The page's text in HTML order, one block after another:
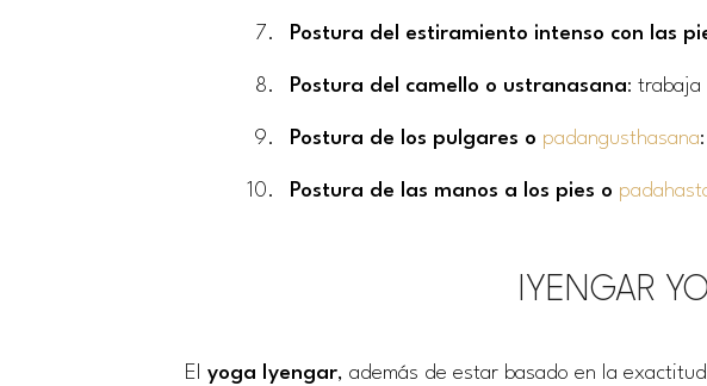
Postura del estiramiento intenso con las
Postura del camello o ustranasana: trabaja
Postura de los pulgares o padangusthasana
Postura de las manos a los pies o
IYENGAR
El yoga Iyengar, además de estar basado en la